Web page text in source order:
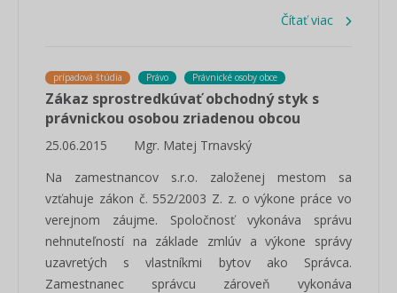
Čítať viac
prípadová štúdia Právo Právnické osoby obce
Zákaz sprostredkúvať obchodný styk s
právnickou osobou zriadenou obcou
25.06.2015
Mgr. Matej Trnavský
Na zamestnancov s.r.o. založenej mestom sa
vzťahuje zákon č. 552/2003 Z. z. o výkone práce vo
verejnom záujme. Spoločnosť vykonáva správu
nehnuteľností na základe zmlúv a výkone správy
uzavretých s vlastníkmi bytov ako Správca.
Zamestnanec správcu zároveň vykonáva